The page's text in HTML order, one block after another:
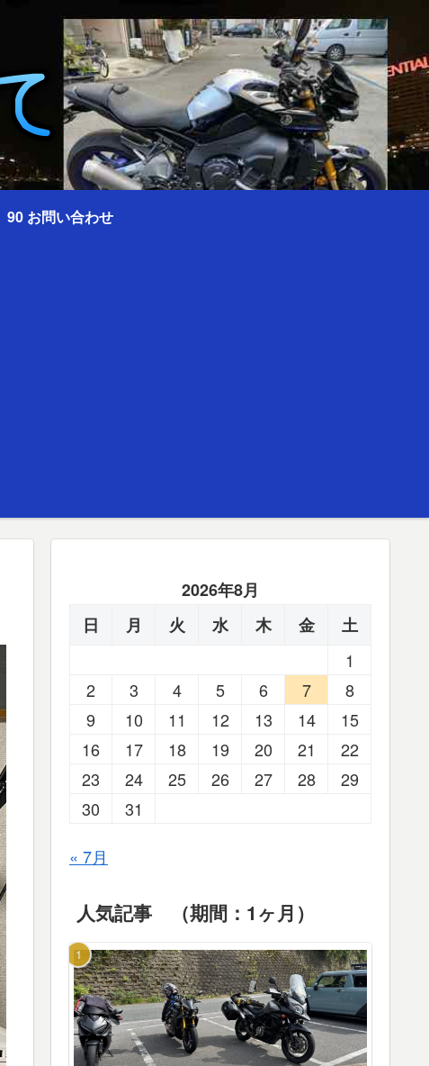
90 お問い合わせ
2026年8月
日
月 火 水 木 金
土
1
2
3 4 5 6 7
8
9
10 11 12 13 14
15
16
17 18 19 20 21
22
23
24 25 26 27 28
29
30
31
« 7月
人気記事 （期間：1ヶ月）